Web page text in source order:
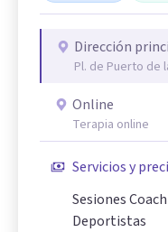
Dirección
Pl. de Puerto de
Online
Terapia online
Servicios y
Sesiones
Deportistas